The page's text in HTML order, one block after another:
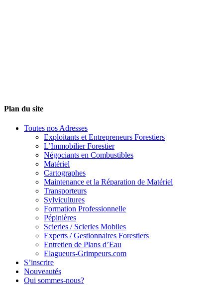
Plan du site
Toutes nos Adresses
Exploitants et Entrepreneurs Forestiers
L’Immobilier Forestier
Négociants en Combustibles
Matériel
Cartographes
Maintenance et la Réparation de Matériel
Transporteurs
Sylvicultures
Formation Professionnelle
Pépinières
Scieries / Scieries Mobiles
Experts / Gestionnaires Forestiers
Entretien de Plans d’Eau
Elagueurs-Grimpeurs.com
S’inscrire
Nouveautés
Qui sommes-nous?